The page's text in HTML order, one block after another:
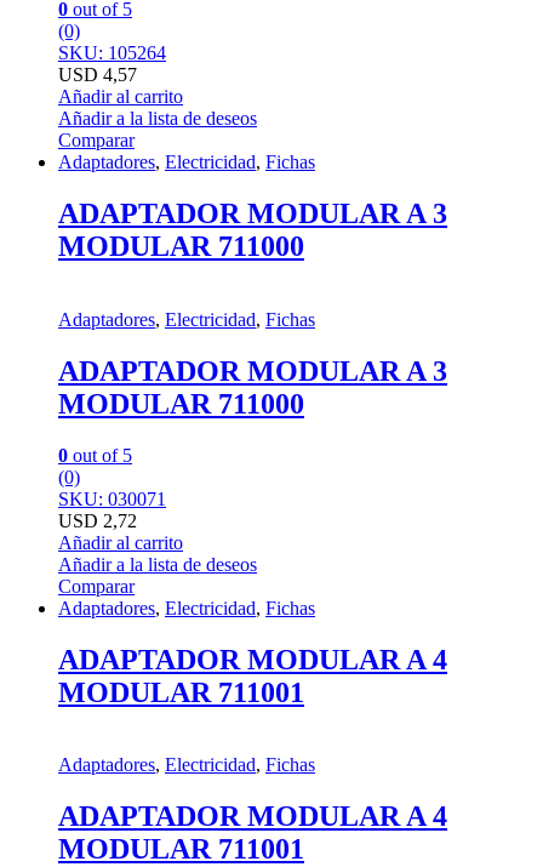
0 out of 5
(0)
SKU: 105264
USD 4,57
Añadir al carrito
Añadir a la lista de deseos
Comparar
Adaptadores, Electricidad, Fichas
ADAPTADOR MODULAR A 3
MODULAR 711000
Adaptadores, Electricidad, Fichas
ADAPTADOR MODULAR A 3
MODULAR 711000
0 out of 5
(0)
SKU: 030071
USD 2,72
Añadir al carrito
Añadir a la lista de deseos
Comparar
Adaptadores, Electricidad, Fichas
ADAPTADOR MODULAR A 4
MODULAR 711001
Adaptadores, Electricidad, Fichas
ADAPTADOR MODULAR A 4
MODULAR 711001